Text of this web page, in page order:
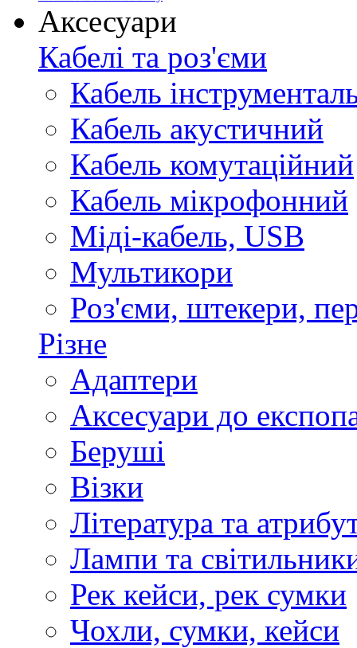
Аксесуари
Кабелі та роз'єми
Кабель
Кабель акустичний
Кабель комутаційний
Кабель мікрофонний
Міді-кабель, USB
Мультикори
Роз'єми, штекери,
Різне
Адаптери
Аксесуари до
Беруші
Візки
Література та
Лампи та
Рек кейси, рек сумки
Чохли, сумки, кейси